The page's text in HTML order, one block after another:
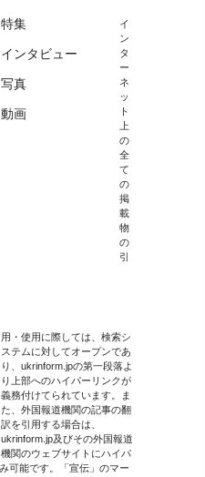
特集
インタビュー
写真
動画
イ
ン
タ
ー
ネ
ッ
ト
上
の
全
て
の
掲
載
物
の
引
用・使用に際しては、検索シ
ステムに対してオープンであ
り、ukrinform.jpの第一段落よ
り上部へのハイパーリンクが
義務付けてられています。ま
た、外国報道機関の記事の翻
訳を引用する場合は、
ukrinform.jp及びその外国報道
機関のウェブサイトにハイパ
可能です。「宣伝」のマー